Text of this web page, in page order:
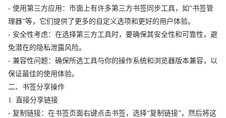
- 使用第三方应用：市面上有许多第三方书签同步工具，如“书签管
理器”等，它们提供了更多的自定义选项和更好的用户体验。
- 安全性考虑：在选择第三方工具时，要确保其安全性和可靠性，避
免潜在的隐私泄露风险。
- 兼容性问题：确保所选工具与你的操作系统和浏览器版本兼容，以
保证最佳的使用体验。
二、书签分享操作
1. 直接分享链接
- 复制链接：在书签页面右键点击书签，选择“复制链接”，然后将这